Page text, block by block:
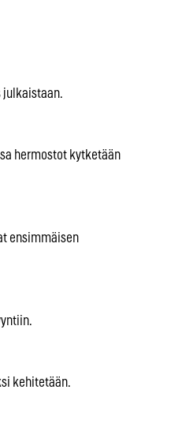
julkaistaan.
hermostot kytketään
ensimmäisen
kehitetään.